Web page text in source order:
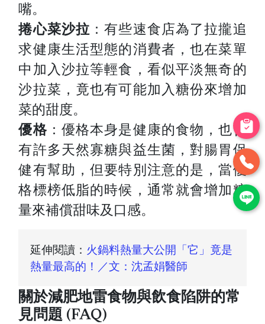
嘴。
捲心菜沙拉 ：有些速食店為了拉攏追
求健康生活型態的消費者，也在菜單
中加入沙拉等輕食，看似平淡無奇的
沙拉菜，竟也有可能加入糖份來增加
菜的甜度。
優格 ：優格本身是健康的食物，也含
有許多天然寡糖與益生菌，對腸胃保
健有幫助，但要特別注意的是，當優
格標榜低脂的時候，通常就會增加糖
量來補償甜味及口感。
延伸閱讀： 火鍋料熱量大公開「它」竟是
熱量最高的！／文：沈孟娟醫師
關於減肥地雷食物與飲食陷阱的常
見問題 (FAQ)